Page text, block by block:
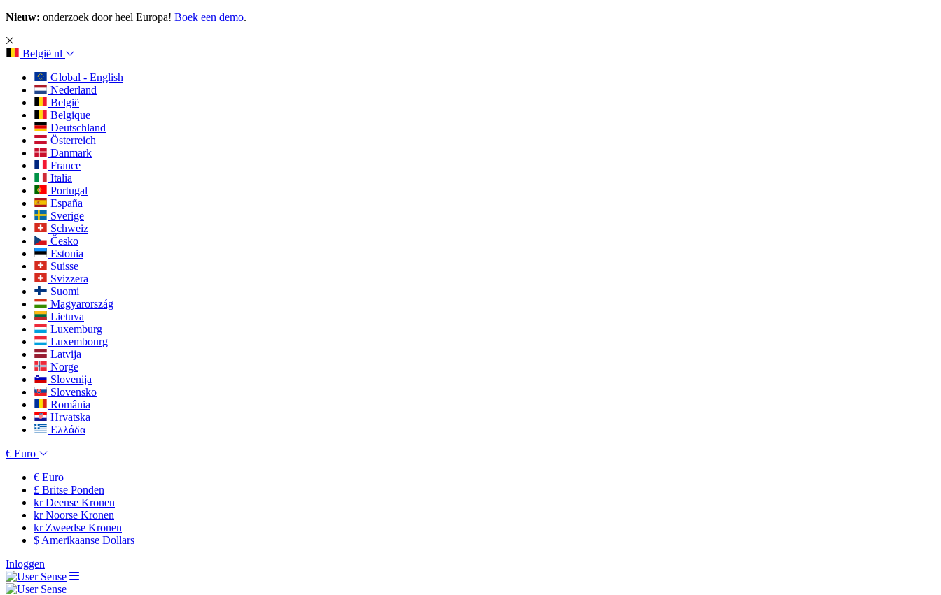
Nieuw: onderzoek door heel Europa! Boek een demo.
België nl
Global - English
Nederland
België
Belgique
Deutschland
Österreich
Danmark
France
Italia
Portugal
España
Sverige
Schweiz
Česko
Estonia
Suisse
Svizzera
Suomi
Magyarország
Lietuva
Luxemburg
Luxembourg
Latvija
Norge
Slovenija
Slovensko
România
Hrvatska
Ελλάδα
€ Euro
€ Euro
£ Britse Ponden
krDeense Kronen
krNoorse Kronen
krZweedse Kronen
$ Amerikaanse Dollars
Inloggen